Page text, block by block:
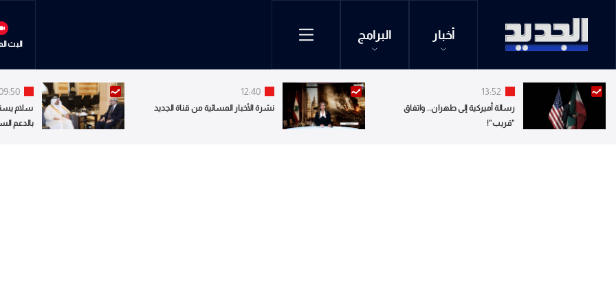
أخبار البرامج
البث
13:52
رسالة أميركية إلى طهران.. واتفاق
"قريب"!
12:40
نشرة الأخبار المسائية من قناة الجديد
سلام
بالدعم